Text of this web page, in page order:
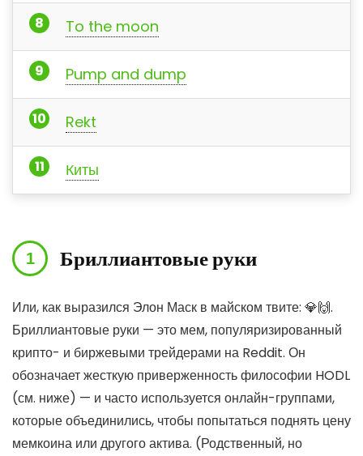
To the moon
Pump and dump
Rekt
Киты
Бриллиантовые руки
Или, как выразился Элон Маск в майском твите: 💎🙌.
Бриллиантовые руки — это мем, популяризированный
крипто- и биржевыми трейдерами на Reddit. Он
обозначает жесткую приверженность философии HODL
(см. ниже) — и часто используется онлайн-группами,
которые объединились, чтобы попытаться поднять цену
мемкоина или другого актива. (Родственный, но